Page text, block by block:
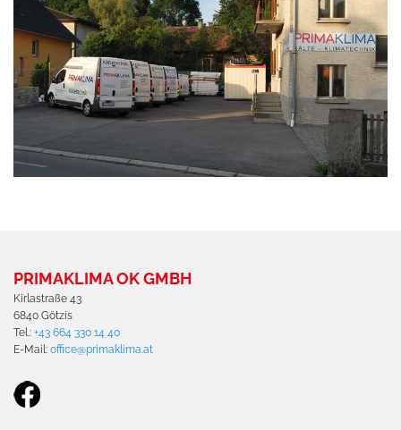
PRIMAKLIMA OK GMBH
Kirlastraße 43
6840 Götzis
Tel.: +43 664 330 14 40
E-Mail: office@primaklima.at